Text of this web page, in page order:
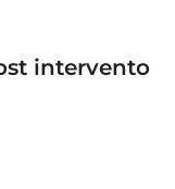
intervento